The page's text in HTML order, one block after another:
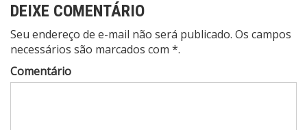
DEIXE COMENTÁRIO
Seu endereço de e-mail não será publicado. Os campos
necessários são marcados com *.
Comentário